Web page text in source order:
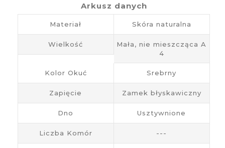
Arkusz danych
Materiał Skóra naturalna
Wielkość
Mała, nie mieszcząca A
4
Kolor Okuć Srebrny
Zapięcie Zamek błyskawiczny
Dno Usztywnione
Liczba Komór ---